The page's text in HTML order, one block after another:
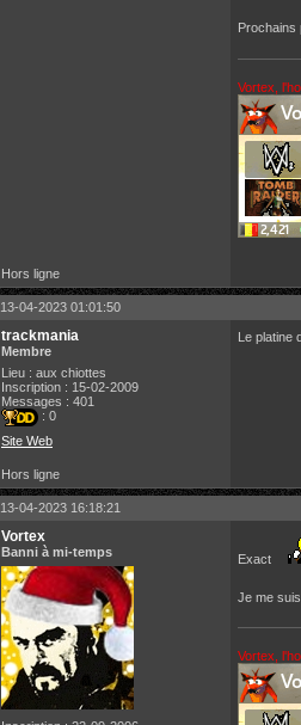
Prochains
Vortex,
Hors ligne
13-04-2023 01:01:50
trackmania
Membre
Lieu : aux chiottes
Inscription : 15-02-2009
Messages : 401
: 0
Site Web
Le platine
Hors ligne
13-04-2023 16:18:21
Vortex
Banni à mi-temps
Exact
Je me
Vortex,